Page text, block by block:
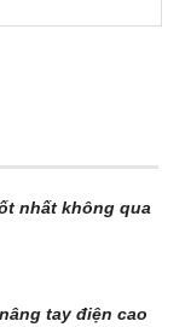
nhất không qua
tay điện cao